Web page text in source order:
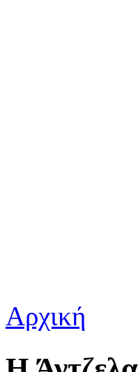
Είστε εδώ
Αρχική